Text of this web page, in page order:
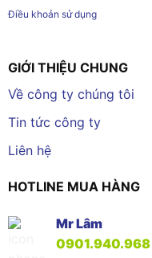
Điều khoản sử dụng
GIỚI THIỆU CHUNG
Về công ty chúng tôi
Tin tức công ty
Liên hệ
HOTLINE MUA HÀNG
Mr Lâm
0901.940.968